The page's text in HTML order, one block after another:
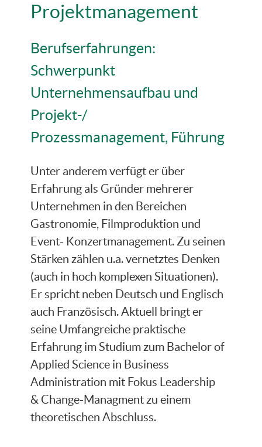
Projektmanagement
Berufserfahrungen:
Schwerpunkt
Unternehmensaufbau und
Projekt-/
Prozessmanagement, Führung
Unter anderem verfügt er über
Erfahrung als Gründer mehrerer
Unternehmen in den Bereichen
Gastronomie, Filmproduktion und
Event- Konzertmanagement. Zu seinen
Stärken zählen u.a. vernetztes Denken
(auch in hoch komplexen Situationen).
Er spricht neben Deutsch und Englisch
auch Französisch. Aktuell bringt er
seine Umfangreiche praktische
Erfahrung im Studium zum Bachelor of
Applied Science in Business
Administration mit Fokus Leadership
& Change-Managment zu einem
theoretischen Abschluss.